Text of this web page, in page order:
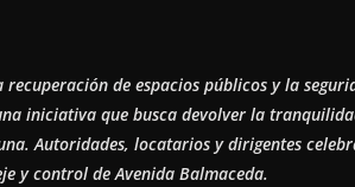
recuperación de espacios públicos y la
iniciativa que busca devolver la
Autoridades, locatarios y dirigentes
y control de Avenida Balmaceda.